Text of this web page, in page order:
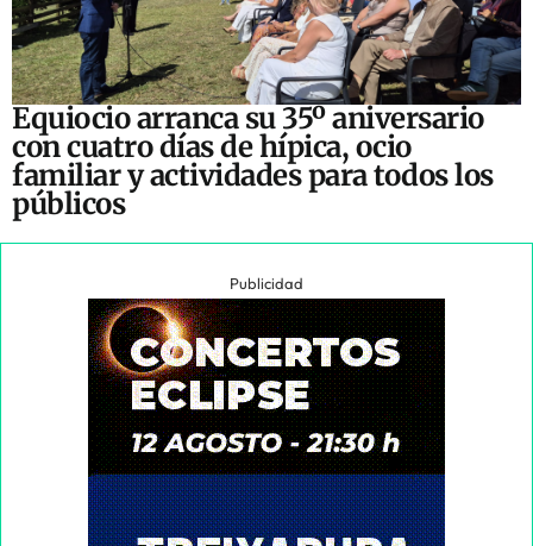
Equiocio arranca su 35º aniversario
con cuatro días de hípica, ocio
familiar y actividades para todos los
públicos
Publicidad